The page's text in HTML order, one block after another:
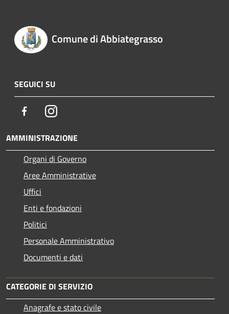
Comune di Abbiategrasso
SEGUICI SU
FacebookInstagram
AMMINISTRAZIONE
Organi di Governo
Aree Amministrative
Uffici
Enti e fondazioni
Politici
Personale Amministrativo
Documenti e dati
CATEGORIE DI SERVIZIO
Anagrafe e stato civile